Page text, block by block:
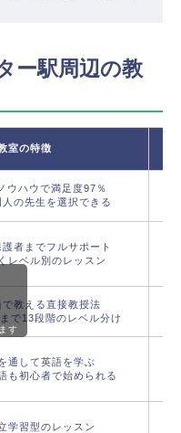
ー駅周辺の教
室の特徴
ウハウで満足度97％
の先生を選択できる
者までフルサポート
レベル別のレッスン
教える直接教授法
で13段階のレベル分け
通して英語を学ぶ
も初心者で始められる
学習型のレッスン
す